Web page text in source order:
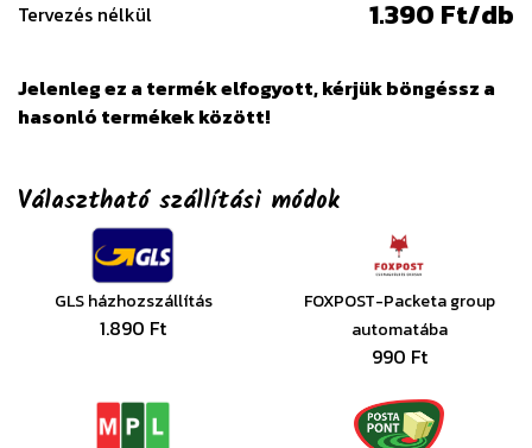
Tervezés nélkül 1.390 Ft/db
Jelenleg ez a termék elfogyott, kérjük böngéssz a
hasonló termékek között!
Választható szállítási módok
GLS házhozszállítás
1.890 Ft
FOXPOST-Packeta group
automatába
990 Ft